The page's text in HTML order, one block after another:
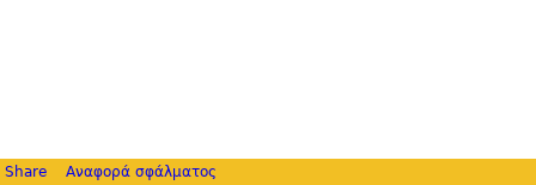
Share Αναφορά σφάλματος